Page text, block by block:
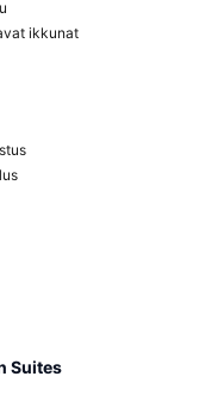
ikkunat
Suites